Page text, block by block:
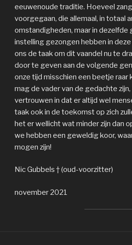
eeuwenoude traditie. Hoeveel
voorgegaan, die allemaal, in totaal
omstandigheden, maar in
instelling gezongen hebben in
ons de taak om dit vaandel nu te
door te geven aan de volgende
onze tijd misschien een beetje raar
mag de vader van de gedachte
vertrouwen in dat er altijd wel
taak ook in de toekomst op zich
het er wellicht wat minder zijn dan
we hebben een geweldig koor,
mogen zijn!
Nic Gubbels † (oud-voorzitter)
november 2021